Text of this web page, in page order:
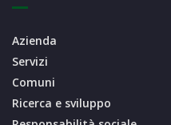
Azienda
Servizi
Comuni
Ricerca e sviluppo